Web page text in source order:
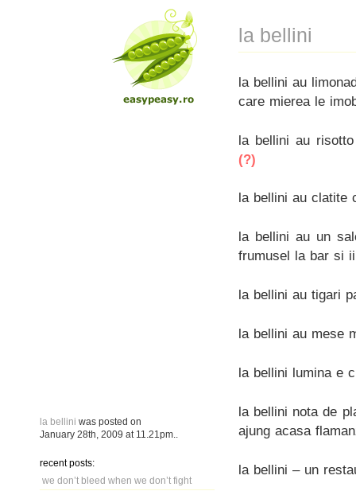
la bellini was posted on
January 28th, 2009 at 11.21pm
recent posts:
we don’t bleed when we don’t fight
la bellini
la bellini au
care mierea le
la bellini au
(?)
la bellini au clatite
la bellini au un
frumusel la bar si
la bellini au tigari
la bellini au mese
la bellini lumina e
la bellini nota de
ajung acasa
la bellini – un